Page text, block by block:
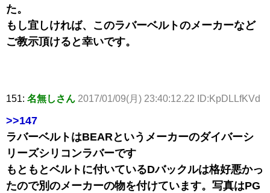
た。
もし宜しければ、このラバーベルトのメーカーなど
ご教示頂けると幸いです。
151: 名無しさん 2017/01/09(月) 23:40:12.22 ID:KpDLLfKVd
>>147
ラバーベルトはBEARというメーカーのダイバーシ
リーズシリコンラバーです
もともとベルトに付いているDバックルは格好悪かっ
たので別のメーカーの物を付けています。写真はPG